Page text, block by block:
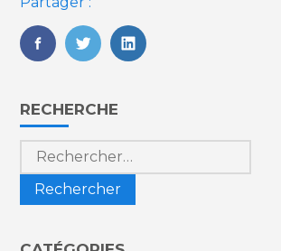
FaceBook
TwitterLinkedIn
Blog
sidebar
RECHERCHE
Rechercher :